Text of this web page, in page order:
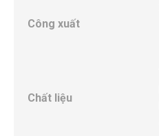
Công xuất
Chất liệu